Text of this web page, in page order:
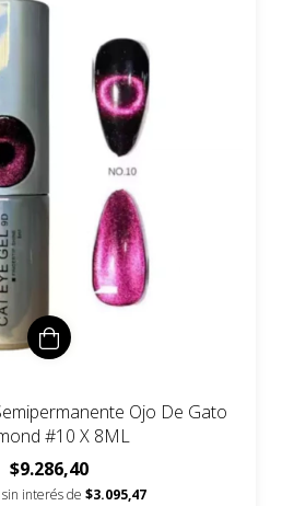
Ojo De Gato
#10 X 8ML
$9.286,40
sin interés de $3.095,47